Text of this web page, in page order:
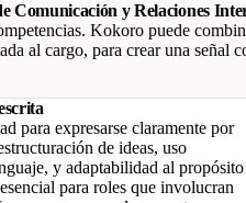
Comunicación y Relaciones
Kokoro puede
al cargo, para crear una señal
para expresarse claramente por
de ideas, uso
y adaptabilidad al propósito
para roles que involucran